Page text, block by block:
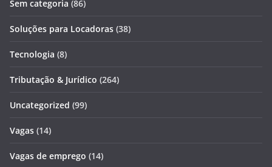
Sem categoria (86)
Soluções para Locadoras (38)
Tecnologia (8)
Tributação & Jurídico (264)
Uncategorized (99)
Vagas (14)
Vagas de emprego (14)